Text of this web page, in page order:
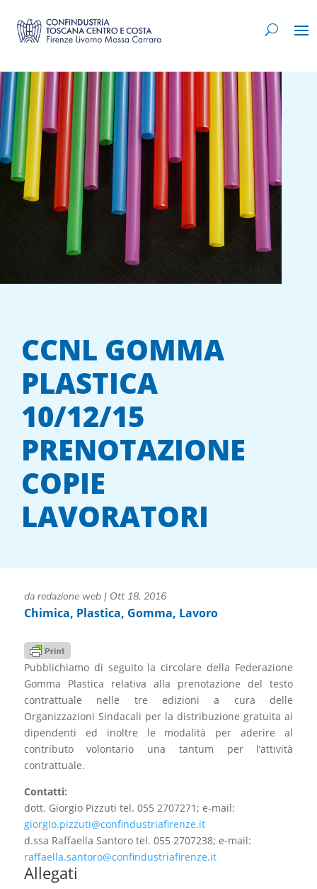
CCNL GOMMA
PLASTICA
10/12/15
PRENOTAZIONE
COPIE
LAVORATORI
da redazione web| Ott 18, 2016
Chimica, Plastica, Gomma, Lavoro
Pubblichiamo di seguito la circolare della Federazione
Gomma Plastica relativa alla prenotazione del testo
contrattuale nelle tre edizioni a cura delle
Organizzazioni Sindacali per la distribuzione gratuita ai
dipendenti ed inoltre le modalità per aderire al
contributo volontario una tantum per l’attività
contrattuale.
Contatti:
dott. Giorgio Pizzuti tel. 055 2707271; e-mail:
giorgio.pizzuti@confindustriafirenze.it
d.ssa Raffaella Santoro tel. 055 2707238; e-mail:
raffaella.santoro@confindustriafirenze.it
Allegati